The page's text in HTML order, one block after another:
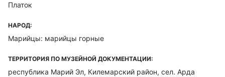
Платок
НАРОД:
Марийцы: марийцы горные
ТЕРРИТОРИЯ ПО МУЗЕЙНОЙ ДОКУМЕНТАЦИИ:
республика Марий Эл, Килемарский район, сел. Арда